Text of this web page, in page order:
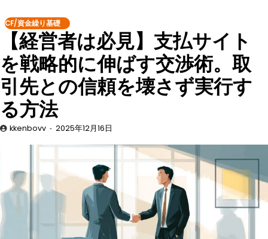
CF/資金繰り基礎
【経営者は必見】支払サイト
を戦略的に伸ばす交渉術。取
引先との信頼を壊さず実行す
る方法
kkenbovv 2025年12月16日